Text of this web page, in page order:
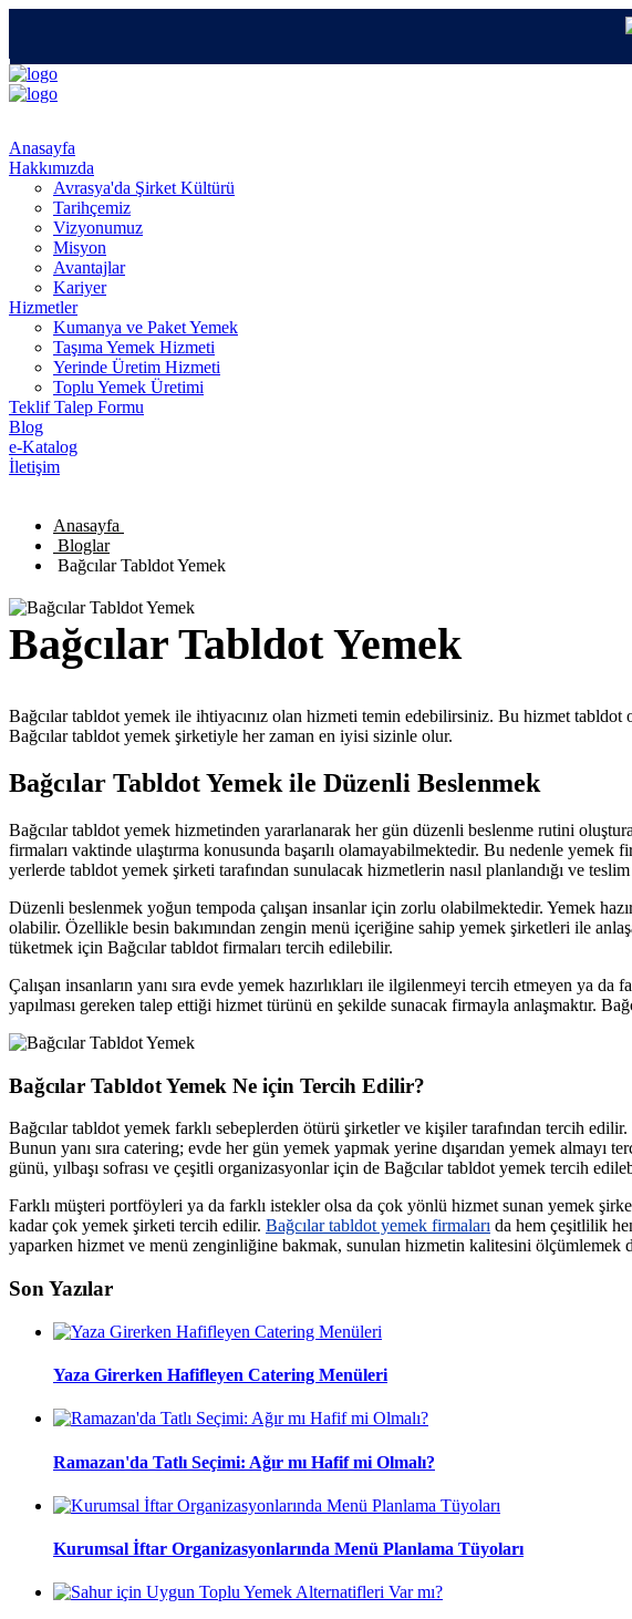
Anasayfa
Hakkımızda
Avrasya'da Şirket Kültürü
Tarihçemiz
Vizyonumuz
Misyon
Avantajlar
Kariyer
Hizmetler
Kumanya ve Paket Yemek
Taşıma Yemek Hizmeti
Yerinde Üretim Hizmeti
Toplu Yemek Üretimi
Teklif Talep Formu
Blog
e-Katalog
İletişim
Anasayfa
Bloglar
Bağcılar Tabldot Yemek
Bağcılar Tabldot Yemek
Bağcılar tabldot yemek ile ihtiyacınız olan hizmeti temin edebilirsiniz. Bu hizmet
Bağcılar tabldot yemek şirketiyle her zaman en iyisi sizinle olur.
Bağcılar Tabldot Yemek ile Düzenli Beslenmek
Bağcılar tabldot yemek hizmetinden yararlanarak her gün düzenli beslenme rutini
firmaları vaktinde ulaştırma konusunda başarılı olamayabilmektedir. Bu nedenle
yerlerde tabldot yemek şirketi tarafından sunulacak hizmetlerin nasıl planlandığı ve
Düzenli beslenmek yoğun tempoda çalışan insanlar için zorlu olabilmektedir. Yemek
olabilir. Özellikle besin bakımından zengin menü içeriğine sahip yemek şirketleri ile
tüketmek için Bağcılar tabldot firmaları tercih edilebilir.
Çalışan insanların yanı sıra evde yemek hazırlıkları ile ilgilenmeyi tercih etmeyen ya
yapılması gereken talep ettiği hizmet türünü en şekilde sunacak firmayla anlaşmaktır.
Bağcılar Tabldot Yemek Ne için Tercih Edilir?
Bağcılar tabldot yemek farklı sebeplerden ötürü şirketler ve kişiler tarafından tercih
Bunun yanı sıra catering; evde her gün yemek yapmak yerine dışarıdan yemek
günü, yılbaşı sofrası ve çeşitli organizasyonlar için de Bağcılar tabldot yemek tercih
Farklı müşteri portföyleri ya da farklı istekler olsa da çok yönlü hizmet sunan yemek
kadar çok yemek şirketi tercih edilir. Bağcılar tabldot yemek firmaları da hem çeşitlilik
yaparken hizmet ve menü zenginliğine bakmak, sunulan hizmetin kalitesini ölçümlemek
Son Yazılar
Yaza Girerken Hafifleyen Catering Menüleri
Ramazan'da Tatlı Seçimi: Ağır mı Hafif mi Olmalı?
Kurumsal İftar Organizasyonlarında Menü Planlama Tüyoları